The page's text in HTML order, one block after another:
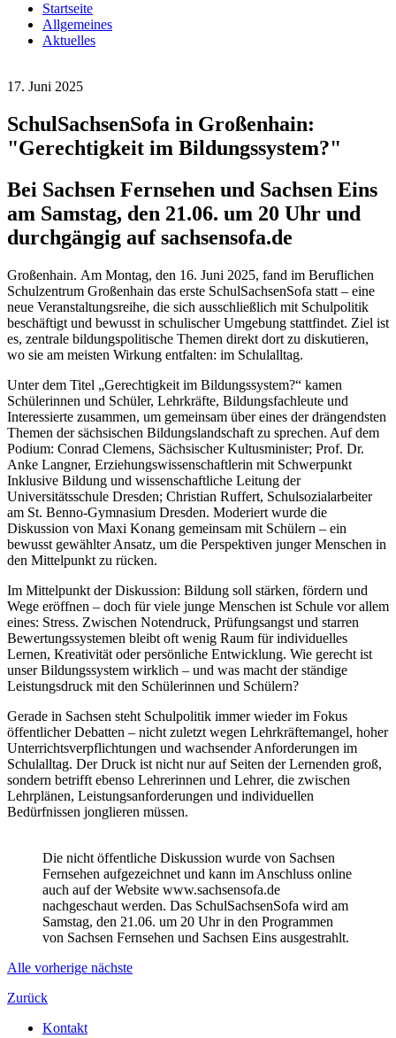
Startseite
Allgemeines
Aktuelles
17. Juni 2025
SchulSachsenSofa in Großenhain:
"Gerechtigkeit im Bildungssystem?"
Bei Sachsen Fernsehen und Sachsen Eins
am Samstag, den 21.06. um 20 Uhr und
durchgängig auf sachsensofa.de
Großenhain. Am Montag, den 16. Juni 2025, fand im Beruflichen
Schulzentrum Großenhain das erste SchulSachsenSofa statt – eine
neue Veranstaltungsreihe, die sich ausschließlich mit Schulpolitik
beschäftigt und bewusst in schulischer Umgebung stattfindet. Ziel ist
es, zentrale bildungspolitische Themen direkt dort zu diskutieren,
wo sie am meisten Wirkung entfalten: im Schulalltag.
Unter dem Titel „Gerechtigkeit im Bildungssystem?“ kamen
Schülerinnen und Schüler, Lehrkräfte, Bildungsfachleute und
Interessierte zusammen, um gemeinsam über eines der drängendsten
Themen der sächsischen Bildungslandschaft zu sprechen. Auf dem
Podium: Conrad Clemens, Sächsischer Kultusminister; Prof. Dr.
Anke Langner, Erziehungswissenschaftlerin mit Schwerpunkt
Inklusive Bildung und wissenschaftliche Leitung der
Universitätsschule Dresden; Christian Ruffert, Schulsozialarbeiter
am St. Benno-Gymnasium Dresden. Moderiert wurde die
Diskussion von Maxi Konang gemeinsam mit Schülern – ein
bewusst gewählter Ansatz, um die Perspektiven junger Menschen in
den Mittelpunkt zu rücken.
Im Mittelpunkt der Diskussion: Bildung soll stärken, fördern und
Wege eröffnen – doch für viele junge Menschen ist Schule vor allem
eines: Stress. Zwischen Notendruck, Prüfungsangst und starren
Bewertungssystemen bleibt oft wenig Raum für individuelles
Lernen, Kreativität oder persönliche Entwicklung. Wie gerecht ist
unser Bildungssystem wirklich – und was macht der ständige
Leistungsdruck mit den Schülerinnen und Schülern?
Gerade in Sachsen steht Schulpolitik immer wieder im Fokus
öffentlicher Debatten – nicht zuletzt wegen Lehrkräftemangel, hoher
Unterrichtsverpflichtungen und wachsender Anforderungen im
Schulalltag. Der Druck ist nicht nur auf Seiten der Lernenden groß,
sondern betrifft ebenso Lehrerinnen und Lehrer, die zwischen
Lehrplänen, Leistungsanforderungen und individuellen
Bedürfnissen jonglieren müssen.
Die nicht öffentliche Diskussion wurde von Sachsen
Fernsehen aufgezeichnet und kann im Anschluss online
auch auf der Website www.sachsensofa.de
nachgeschaut werden. Das SchulSachsenSofa wird am
Samstag, den 21.06. um 20 Uhr in den Programmen
von Sachsen Fernsehen und Sachsen Eins ausgestrahlt.
Alle vorherige nächste
Zurück
Kontakt